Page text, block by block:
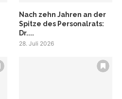
Nach zehn Jahren an der
Spitze des Personalrats:
Dr....
28. Juli 2026